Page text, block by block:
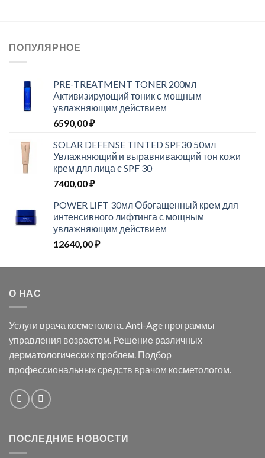
ПОПУЛЯРНОЕ
PRE-TREATMENT TONER 200мл
Активизирующий тоник с мощным
увлажняющим действием
6590,00₽
SOLAR DEFENSE TINTED SPF30 50мл
Увлажняющий и выравнивающий тон кожи
крем для лица с SPF 30
7400,00₽
POWER LIFT 30мл Обогащенный крем для
интенсивного лифтинга с мощным
увлажняющим действием
12640,00₽
О НАС
Услуги врача косметолога. Anti-Age программы
управления возрастом. Решение различных
дерматологических проблем. Подбор
профессиональных средств врачом косметологом.
ПОСЛЕДНИЕ НОВОСТИ